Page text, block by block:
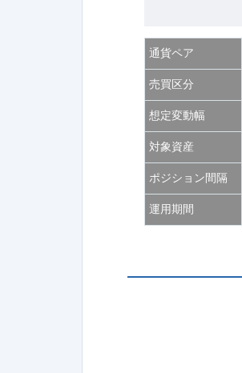
通貨ペア
売買区分
想定変動幅
対象資産
ポジション間隔
運用期間